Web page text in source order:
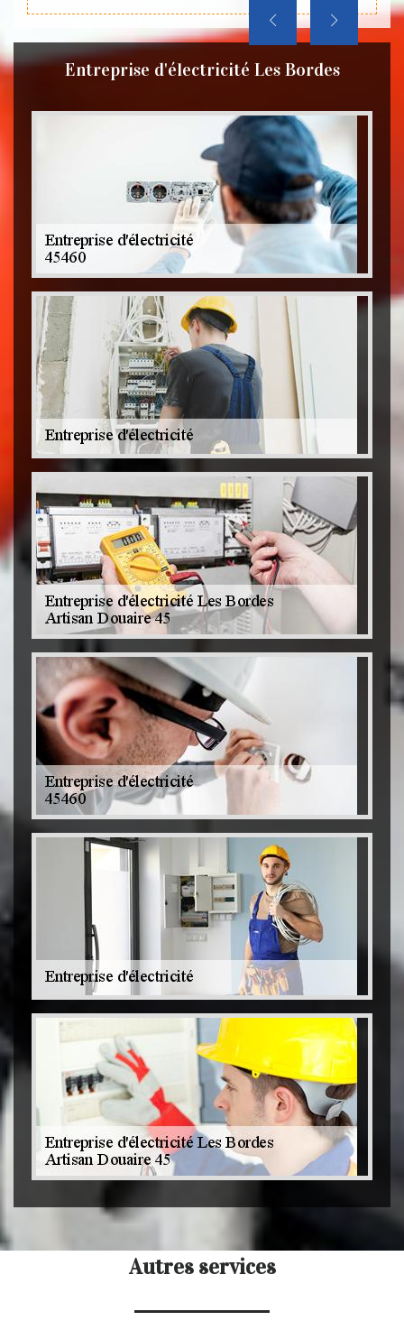
Entreprise d'électricité Les Bordes
Autres services